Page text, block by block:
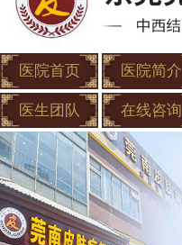
医院首页 医院简介
医生团队 在线咨询